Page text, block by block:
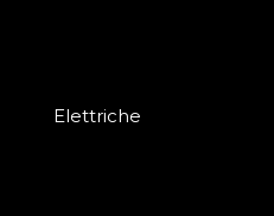
Elettriche